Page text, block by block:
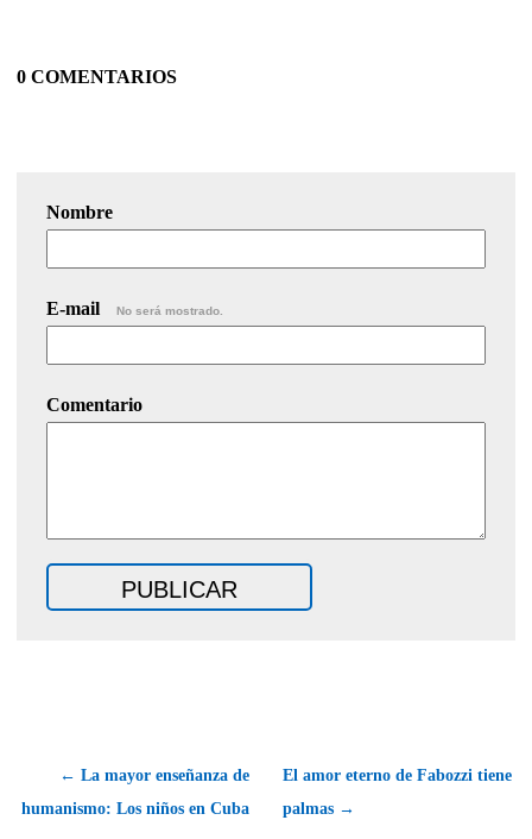
0 COMENTARIOS
Nombre
E-mail No será mostrado.
Comentario
← La mayor enseñanza de
humanismo: Los niños en Cuba
El amor eterno de Fabozzi tiene
palmas →